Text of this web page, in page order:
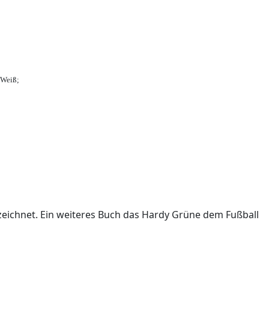
Ein weiteres Buch das Hardy Grüne dem Fußball